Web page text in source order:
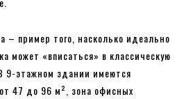
– пример того, насколько идеально
может «вписаться» в классическую
9-этажном здании имеются
47 до 96 м², зона офисных